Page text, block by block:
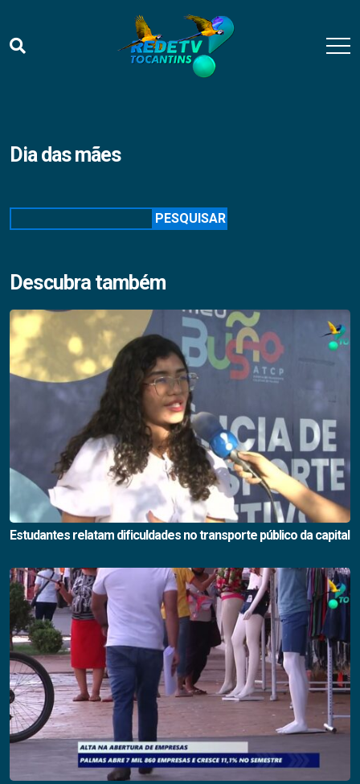
Dia das mães
PESQUISAR
Descubra também
Estudantes relatam dificuldades no transporte público da capital